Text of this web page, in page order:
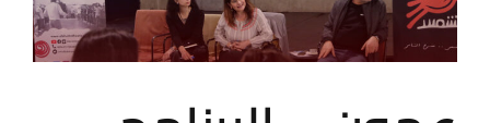
مؤسسة
عبدالحميد
شومان